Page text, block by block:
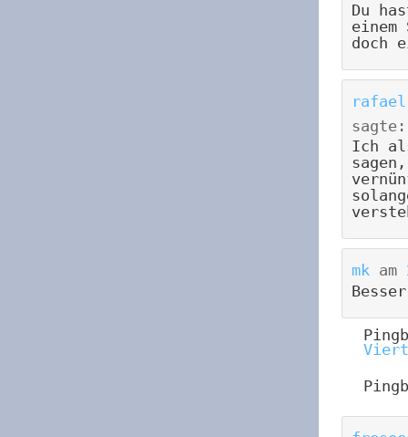
Du
doch
rafael
sagte:
Ich
mk am